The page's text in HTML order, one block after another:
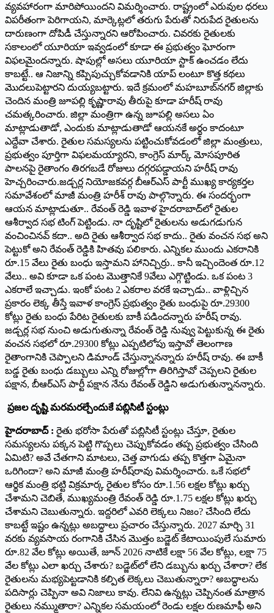
‌వ్యవహారంగా మారిపోయిందని విమర్శించారు. రాష్ట్రంలో ఎరువుల ధరలు
విపరీతంగా పెరిగాయని, మార్కెట్లలో తరుగు పేరుతో నిరుపేద రైతులను
దారుణంగా దోపిడీ చేస్తున్నారని ఆరోపించారు. చివరకు రైతులకు
సకాలంలో యూరియా ఇవ్వడంలో కూడా ఈ ప్రభుత్వం ఘోరంగా
విఫలమైందన్నారు. షాపుల్లో అసలు యూరియా స్టాక్‌ ఉం‌చడం లేదు
కాబట్టే.. ఆ నిజాన్ని కప్పిపుచ్చుకోవడానికి యాప్‌ ‌లంటూ కొత్త కథలు
మొదలుపెట్టారని దుయ్యబట్టారు. ఇదే క్రమంలో మహబూబ్‌నగర్‌ ‌జిల్లాకు
చెందిన మంత్రి జూపల్లి కృష్ణారావు తీరుపై కూడా హరీష్‌ ‌రావు
చమత్కరించారు. జిల్లా మంత్రిగా ఉన్న జూపల్లి అసలు ఏం
మాట్లాడుతాడో, ఎందుకు మాట్లాడుతాడో ఆయనకే అర్థం కాదంటూ
ఎద్దేవా చేశారు. రైతుల సమస్యలను పట్టించుకోవడంలో జిల్లా మంత్రులు,
ప్రభుత్వం పూర్తిగా విఫలమయ్యారని, కాంగ్రెస్‌ ‌మార్క్ ‌మోసపూరిత
పాలనపై రైతాంగం తిరగబడే రోజులు దగ్గరపడ్డాయని హరీష్‌ ‌రావు
హెచ్చరించారు.జడ్చర్ల నియోజకవర్గ బీఆర్‌ఎస్‌ ‌పార్టీ ముఖ్య కార్యకర్తల
సమావేశంలో మాజీ మంత్రి హరీశ్‌ ‌రావు పాల్గొన్నారు. ఈ సందర్భంగా
ఆయన మాట్లాడుతూ.. రేవంత్‌ ‌రెడ్డి ఇవాళ హైదరాబాద్‌లో రైతుల
ఆశీర్వాద సభ టింగ్‌ ‌పెట్టిండు. నా దృష్టిలో రైతులను అడుగడుగున
వంచించినవ్‌ ‌కదా.. అది రైతు ఆశీర్వాద సభ కాదు.. రైతు వంచన సభ అని
పెట్టుకో అని రేవంత్‌ ‌రెడ్డికి హితవు పలికారు. ఎన్నికల ముందు ఎకరానికి
రూ.15 వేలు రైతు బంధు ఇస్తామని హానిచ్చిర్రు.. కానీ ఇచ్చిందెంత రూ.12
వేలు.. అవి కూడా ఒక పంట మొత్తానికే 9వేలు ఎగ్గొట్టిండు. ఒక పంట 3
ఎకరాలే ఇచ్చాడు. ఇంకో పంట 2 ఎకరాల వరకే ఇచ్చాడు.. వాళ్లిచ్చిన
ప్రకారం లెక్క తీస్తే ఇవాళ కాంగ్రెస్‌ ‌ప్రభుత్వం రైతు బంధుపై రూ.29300
కోట్లు రైతు బంధు పేరిట రైతులకు బాకీ పడిందన్నారు హరీష్‌ ‌రావు.
జడ్చర్ల సభ నుంచి అడుగుతున్నా రేవంత్‌ ‌రెడ్డి నువ్వు పెట్టుకున్న ఈ రైతు
వంచన సభలో రూ.29300 కోట్లు ఎప్పటిలోపు ఇస్తావో తెలంగాణ
రైతాంగానికి చెప్పాలని డిమాండ్‌ ‌చేస్తున్నానన్నారు హరీష్‌ ‌రావు. ఈ బాకీ
బడ్డ రైతు బంధు డబ్బులు ఎన్ని రోజుల్లోగా తిరిగిస్తావో చెప్పలని రైతుల
పక్షాన, బీఆర్‌ఎస్‌ ‌పార్టీ పక్షాన నేను రేవంత్‌ ‌రెడ్డిని అడుగుతున్నానన్నారు.
ప్ర‌జ‌ల దృష్టి మ‌ర‌మ‌ర‌ల్చేందుకే పబ్లిసిటీ స్టంట్లు
హైద‌రాబాద్ : రైతు భరోసా పేరుతో పబ్లిసిటీ స్టంట్లు చేస్తూ, రైతుల
సమస్యలను పక్కన పెట్టి గొప్పలు చెప్పుకోవడం తప్ప ప్రభుత్వం చేసింది
ఏమిటి? అవే చేతగాని మాటలు, చెత్త వాగుడు తప్ప కొత్తగా ఏమైనా
ఒరిగిందా? అని మాజీ మంత్రి హ‌రీష్‌రావు విమ‌ర్శించారు. ఒకే సభలో
ఆర్థిక మంత్రి భట్టి విక్రమార్క రైతుల కోసం రూ.1.56 లక్షల కోట్లు ఖర్చు
చేశామని చెబితే, ముఖ్యమంత్రి రేవంత్ రెడ్డి రూ.1.75 లక్షల కోట్లు ఖర్చు
చేశామని చెబుతున్నారు. ఇద్దరిలో ఎవరి లెక్కలు నిజం? చేసింది లేదు
కాబట్టే ఇష్టం ఉన్నట్లు అబద్ధాలు ప్రచారం చేస్తున్నారు. 2027 మార్చి 31
వరకు వ్యవసాయ రంగానికి చేసిన మొత్తం బడ్జెట్ కేటాయింపులే సుమారు
రూ.82 వేల కోట్లు అయితే, జూన్ 2026 నాటికే లక్షా 56 వేల కోట్లు, లక్షా 75
వేల కోట్లు ఎలా ఖర్చు చేశారు? బడ్జెట్‌లో లేని డబ్బును ఖర్చు చేశారా? లేక
రైతులను మభ్యపెట్టడానికి కల్పిత లెక్కలు చెబుతున్నారా? అబద్ధాలను
పదిసార్లు చెప్పినా అవి నిజాలు కావు. లేనివి ఉన్నట్లు చెప్పినంత మాత్రాన
రైతులు నమ్ముతారా? ఎన్నికల సమయంలో రెండు లక్షల రుణమాఫీ అని